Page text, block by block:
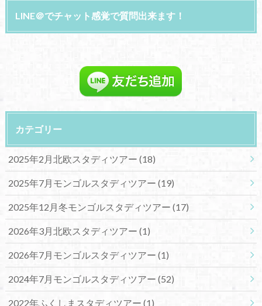
LINE＠でチャット感覚で質問出来ます！
カテゴリー
2025年2月北欧スタディツアー (18)
2025年7月モンゴルスタディツアー (19)
2025年12月冬モンゴルスタディツアー (17)
2026年3月北欧スタディツアー (1)
2026年7月モンゴルスタディツアー (1)
2024年7月モンゴルスタディツアー (52)
2022年ふくしまスタディツアー (1)